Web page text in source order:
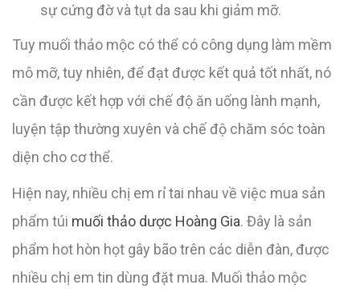
sự cứng đờ và tụt da sau khi giảm mỡ.
Tuy muối thảo mộc có thể có công dụng làm mềm
mô mỡ, tuy nhiên, để đạt được kết quả tốt nhất, nó
cần được kết hợp với chế độ ăn uống lành mạnh,
luyện tập thường xuyên và chế độ chăm sóc toàn
diện cho cơ thể.
Hiện nay, nhiều chị em rỉ tai nhau về việc mua sản
phẩm túi muối thảo dược Hoàng Gia. Đây là sản
phẩm hot hòn họt gây bão trên các diễn đàn, được
nhiều chị em tin dùng đặt mua. Muối thảo mộc